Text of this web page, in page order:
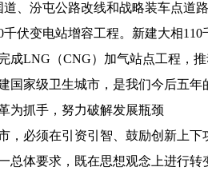
道、汾屯公路改线和战略装车点道
伏变电站增容工程。 新建大相110
成LNG（CNG）加气站点工程，
国家级卫生城市，是我们今后五
为抓手，努力破解发展瓶颈
，必须在引资引智、鼓励创新上
总体要求，既在思想观念上进行